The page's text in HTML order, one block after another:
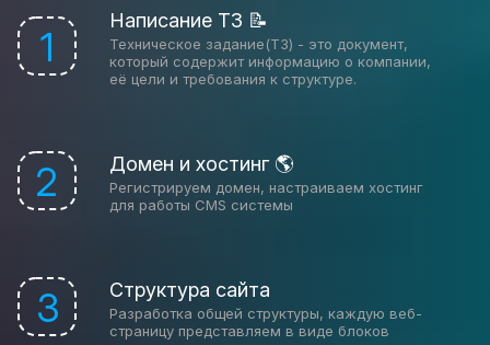
1
Написание ТЗ 📝
Техническое задание(ТЗ) - это документ,
который содержит информацию о компании,
её цели и требования к структуре.
2 Домен и хостинг 🌎
Регистрируем домен, настраиваем хостинг
для работы CMS системы
3 Структура сайта
Разработка общей структуры, каждую веб-
страницу представляем в виде блоков